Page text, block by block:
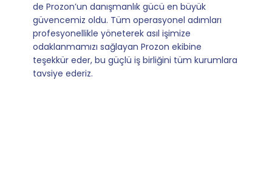
yürütüyoruz. İş birliğimizi bizim için asıl değerli
kılan ise; ihtiyaç duyduğumuz her an ulaşılabilir
olmaları ve sorularımıza aldığımız hızlı geri
dönüşler.